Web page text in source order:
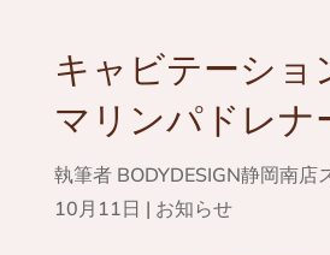
キャビテーショ
マリンパドレ
執筆者 BODYDESIGN静岡南店
10月11日 | お知らせ